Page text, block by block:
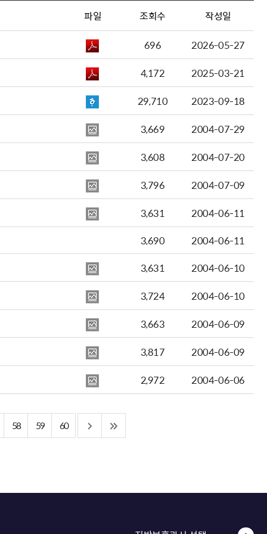
파일 조회수 작성일
696
2026-05-27
4,172
2025-03-21
29,710
2023-09-18
3,669
2004-07-29
3,608
2004-07-20
3,796
2004-07-09
3,631
2004-06-11
3,690
2004-06-11
3,631
2004-06-10
3,724
2004-06-10
3,663
2004-06-09
3,817
2004-06-09
2,972
2004-06-06
58 59 60